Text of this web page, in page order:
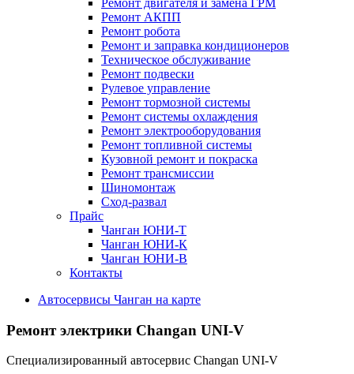
Ремонт двигателя и замена ГРМ
Ремонт АКПП
Ремонт робота
Ремонт и заправка кондиционеров
Техническое обслуживание
Ремонт подвески
Рулевое управление
Ремонт тормозной системы
Ремонт системы охлаждения
Ремонт электрооборудования
Ремонт топливной системы
Кузовной ремонт и покраска
Ремонт трансмиссии
Шиномонтаж
Сход-развал
Прайс
Чанган ЮНИ-Т
Чанган ЮНИ-К
Чанган ЮНИ-В
Контакты
Автосервисы Чанган на карте
Ремонт электрики Changan UNI-V
Специализированный автосервис Changan UNI-V